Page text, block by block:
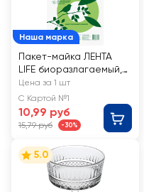
Наша марка
Пакет-майка ЛЕНТА
LIFE биоразлагаемый,
7кг
Цена за 1 шт
С Картой №1
10,99 руб
15,79 руб -30%
5.0